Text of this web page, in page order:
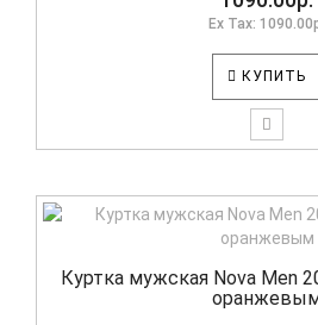
Ex Tax:
КУПИТЬ
Куртка мужская Nova Men